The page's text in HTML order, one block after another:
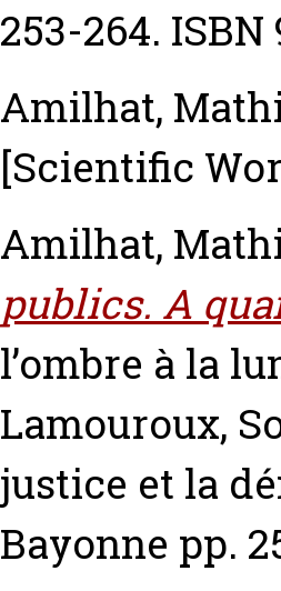
253-264. ISBN
Amilhat,
[Scientific
Amilhat,
publics. A
l’ombre à la
Lamouroux,
justice et la
Bayonne pp.